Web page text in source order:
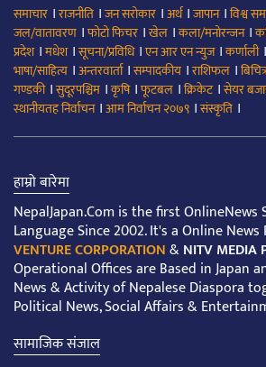
समाचार ।राजनीति ।जन सरोकार ।अर्थ।जापान।विश्व
जल/वातावरण ।फोटो फिचर ।खेल ।कला/मनोरन्जन।
प्रदेश।मधेश।सूचना/प्रविधि।एन आर एन न्युज।कर्णाली
भाषा/साहित्य ।अन्तरवार्ता।सम्पादकीय ।राशिफल ।
गण्डकी।सुदूरपश्चिम ।कृषि।फूटबल ।क्रिकेट।सेयर
स्थानीयतह निर्वाचन।आम निर्वाचन २०७९ ।संस्कृति ।
हाम्रो बारेमा
NepalJapan.Com is the first OnlineNews
Language Since 2002. It's a Online
VENTURE CORPORATION&NITV MEDIA
Operational Offices are Based in Japan
News & Activity of Nepalese Diaspora
Political News, Social Affairs &
सामाजिक संजाल